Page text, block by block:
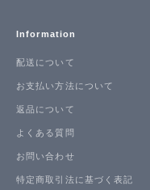
Information
配送について
お支払い方法について
返品について
よくある質問
お問い合わせ
特定商取引法に基づく表記